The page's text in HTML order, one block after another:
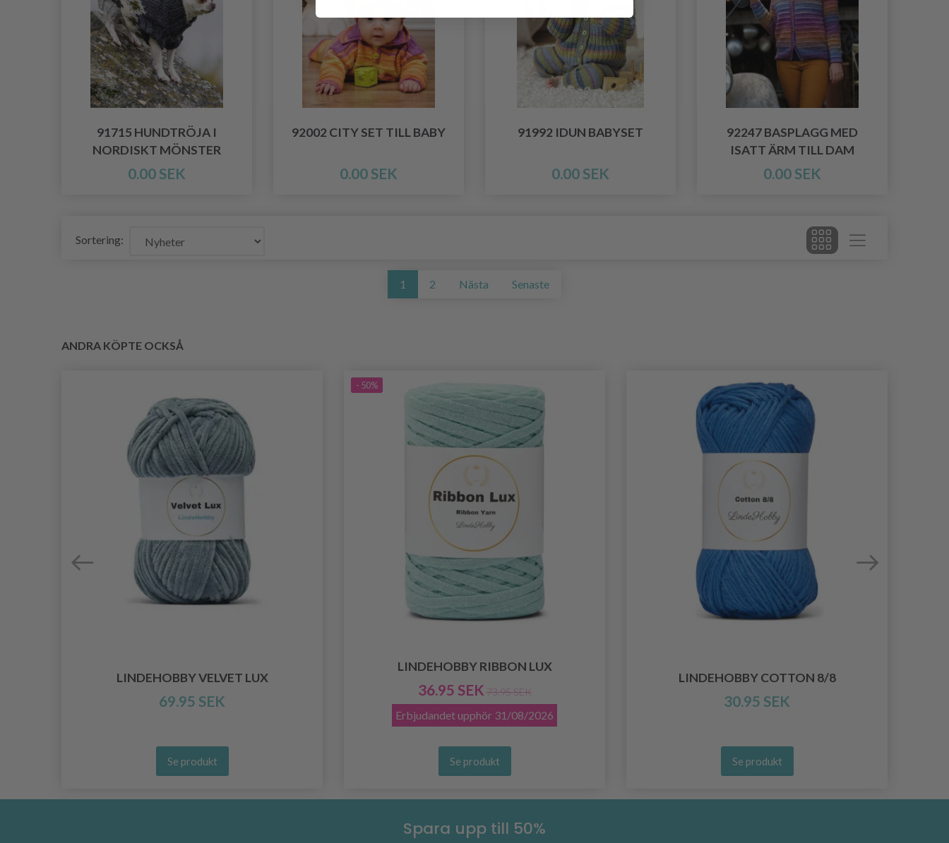
91715 HUNDTRÖJA I
NORDISKT MÖNSTER
0.00 SEK
92002 CITY SET TILL BABY
0.00 SEK
91992 IDUN BABYSET
0.00 SEK
92247 BASPLAGG MED
ISATT ÄRM TILL DAM
0.00 SEK
Sortering:
1 2 Nästa Senaste
ANDRA KÖPTE OCKSÅ
LINDEHOBBY VELVET LUX
69.95 SEK
Se produkt
- 50%
LINDEHOBBY RIBBON LUX
36.95 SEK 73.95 SEK
Erbjudandet upphör 31/08/2026
Se produkt
LINDEHOBBY COTTON 8/8
30.95 SEK
Se produkt
Spara upp till 50%